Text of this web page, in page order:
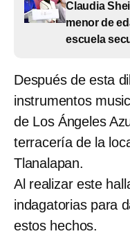
Claudia
menor de
escuela
Después de esta
instrumentos
de Los Ángeles
terracería de la
Tlanalapan.
Al realizar este
indagatorias para
estos hechos.